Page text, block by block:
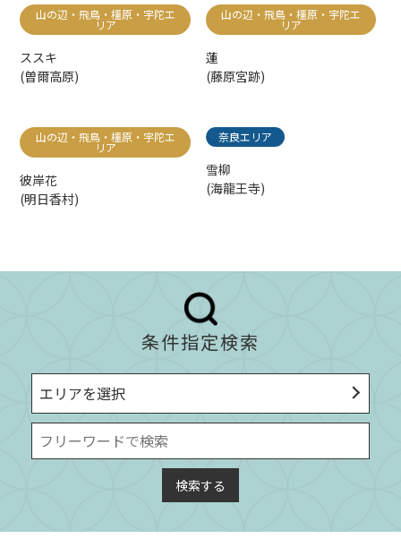
山の辺・飛鳥・橿原・宇陀エ
リア
ススキ
(曽爾高原)
山の辺・飛鳥・橿原・宇陀エ
リア
蓮
(藤原宮跡)
山の辺・飛鳥・橿原・宇陀エ
リア
彼岸花
(明日香村)
奈良エリア
雪柳
(海龍王寺)
条件指定検索
エリアを選択